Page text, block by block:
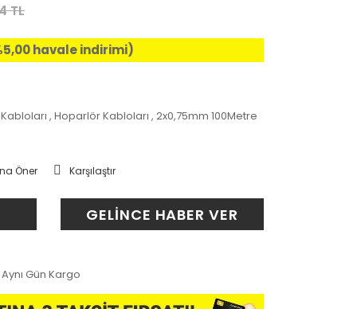
TL
havale indirimi)
,Hoparlör Kabloları ,2x0,75mm 100Metre
Öner Karşılaştır
GELİNCE HABER VER
Aynı Gün Kargo